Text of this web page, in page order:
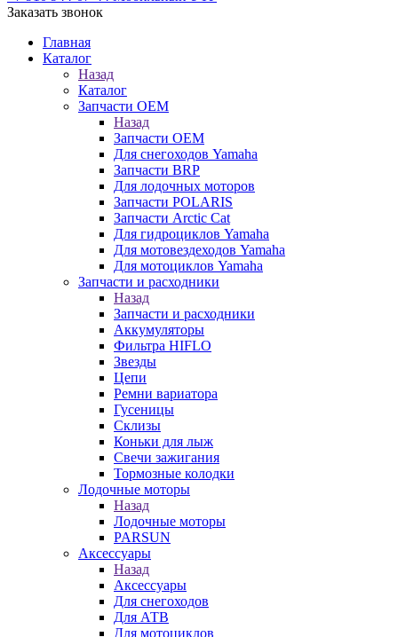
Заказать звонок
Главная
Каталог
Назад
Каталог
Запчасти OEM
Назад
Запчасти OEM
Для снегоходов Yamaha
Запчасти BRP
Для лодочных моторов
Запчасти POLARIS
Запчасти Arctic Cat
Для гидроциклов Yamaha
Для мотовездеходов Yamaha
Для мотоциклов Yamaha
Запчасти и расходники
Назад
Запчасти и расходники
Аккумуляторы
Фильтра HIFLO
Звезды
Цепи
Ремни вариатора
Гусеницы
Склизы
Коньки для лыж
Свечи зажигания
Тормозные колодки
Лодочные моторы
Назад
Лодочные моторы
PARSUN
Аксессуары
Назад
Аксессуары
Для снегоходов
Для АТВ
Для мотоциклов